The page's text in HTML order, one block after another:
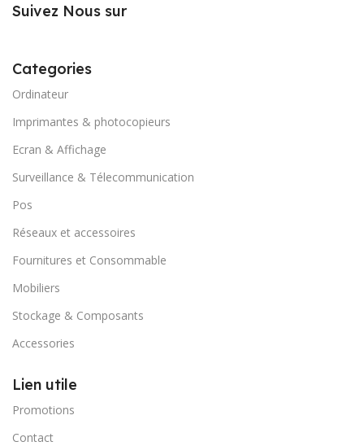
Suivez Nous sur
Categories
Ordinateur
Imprimantes & photocopieurs
Ecran & Affichage
Surveillance & Télecommunication
Pos
Réseaux et accessoires
Fournitures et Consommable
Mobiliers
Stockage & Composants
Accessories
Lien utile
Promotions
Contact